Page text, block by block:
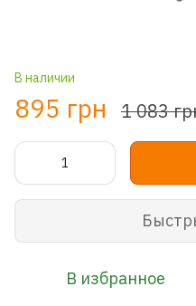
В наличии
895 грн 1 083
В избранное